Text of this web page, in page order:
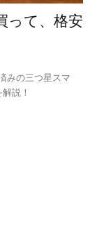
って、格安
みの三つ星スマ
説！